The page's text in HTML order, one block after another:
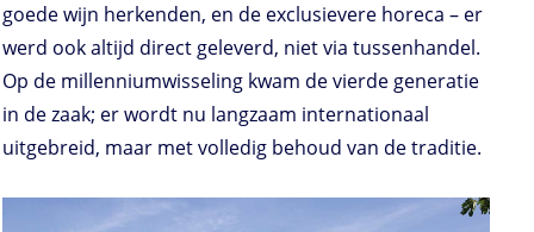
goede wijn herkenden, en de exclusievere horeca – er
werd ook altijd direct geleverd, niet via tussenhandel.
Op de millenniumwisseling kwam de vierde generatie
in de zaak; er wordt nu langzaam internationaal
uitgebreid, maar met volledig behoud van de traditie.